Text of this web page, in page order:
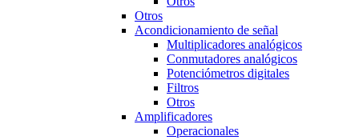
Otros
Acondicionamiento de señal
Multiplicadores analógicos
Conmutadores analógicos
Potenciómetros digitales
Filtros
Otros
Amplificadores
Operacionales